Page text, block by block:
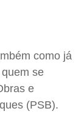
como já
se
e
(PSB).